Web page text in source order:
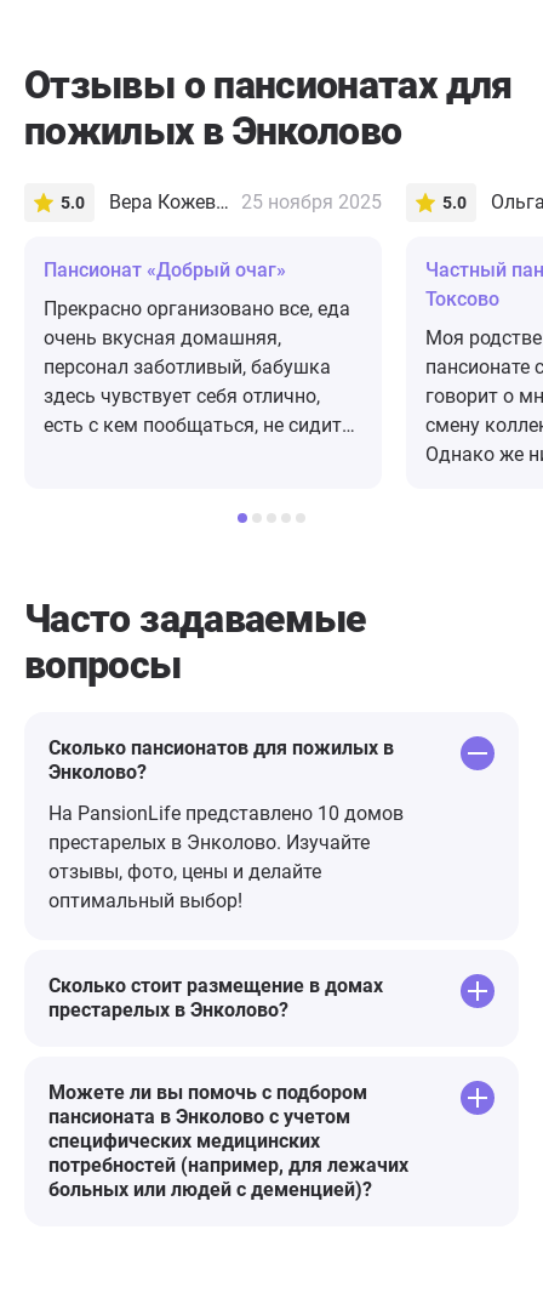
Отзывы о пансионатах для
пожилых в Энколово
5.0 Вера Кожевникова 25 ноября 2025
Пансионат «Добрый очаг»
Прекрасно организовано все, еда
очень вкусная домашняя,
персонал заботливый, бабушка
здесь чувствует себя отлично,
есть с кем пообщаться, не сидит
5.0
Частный
Токсово
Моя
пансионате
говорит о
смену
Однако же
Часто задаваемые
вопросы
Сколько пансионатов для пожилых в
Энколово?
На PansionLife представлено 10 домов
престарелых в Энколово. Изучайте
отзывы, фото, цены и делайте
оптимальный выбор!
Сколько стоит размещение в домах
престарелых в Энколово?
Можете ли вы помочь с подбором
пансионата в Энколово с учетом
специфических медицинских
потребностей (например, для лежачих
больных или людей с деменцией)?